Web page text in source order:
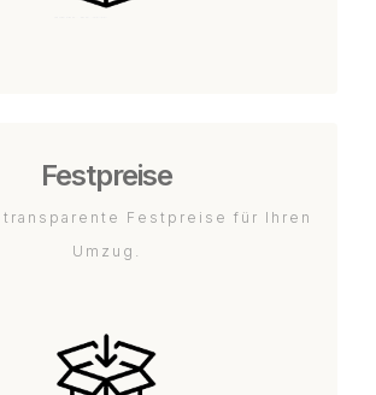
Festpreise
Festpreise für Ihren
Umzug.